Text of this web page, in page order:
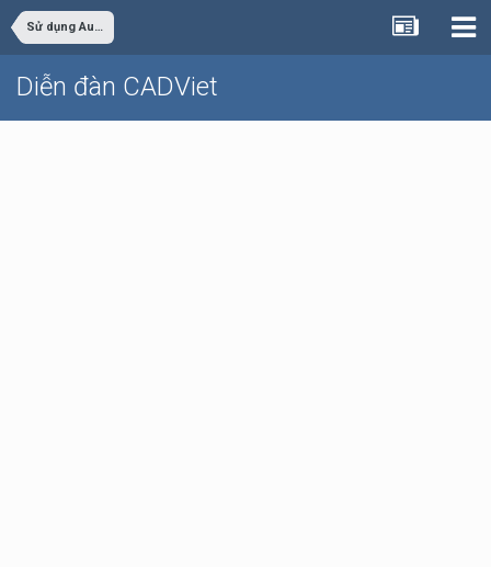
Sử dụng AutoCAD
Diễn đàn CADViet